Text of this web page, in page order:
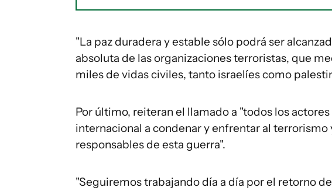
"La paz duradera y estable sólo podrá ser
absoluta de las organizaciones terroristas, que
miles de vidas civiles, tanto israelíes como
Por último, reiteran el llamado a "todos los
internacional a condenar y enfrentar al
responsables de esta guerra".
"Seguiremos trabajando día a día por el retorno